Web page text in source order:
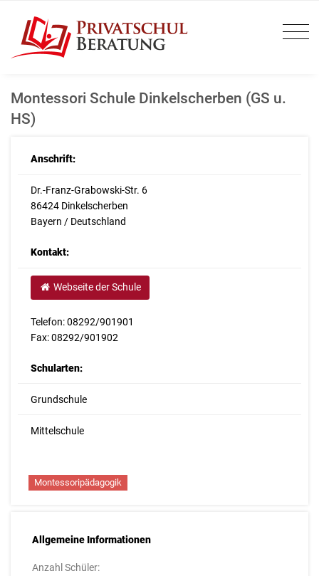
Montessori Schule Dinkelscherben (GS u.
HS)
Anschrift:
Dr.-Franz-Grabowski-Str. 6
86424 Dinkelscherben
Bayern / Deutschland
Kontakt:
Webseite der Schule
Telefon: 08292/901901
Fax: 08292/901902
Schularten:
Grundschule
Mittelschule
Montessoripädagogik
Allgemeine Informationen
Anzahl Schüler: